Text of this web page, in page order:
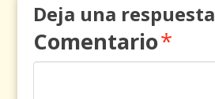
Deja una respuesta
Comentario*